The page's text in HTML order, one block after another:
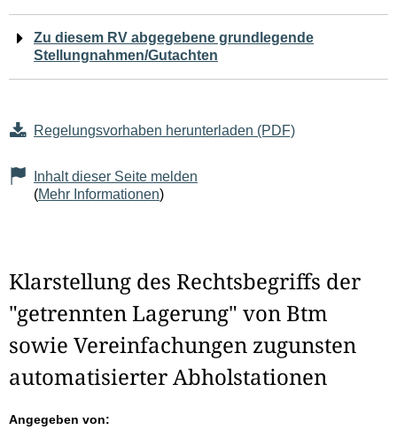
Zu diesem RV abgegebene grundlegende
Stellungnahmen/Gutachten
Regelungsvorhaben herunterladen (PDF)
Inhalt dieser Seite melden
(Mehr Informationen)
Klarstellung des Rechtsbegriffs der
"getrennten Lagerung" von Btm
sowie Vereinfachungen zugunsten
automatisierter Abholstationen
Angegeben von: